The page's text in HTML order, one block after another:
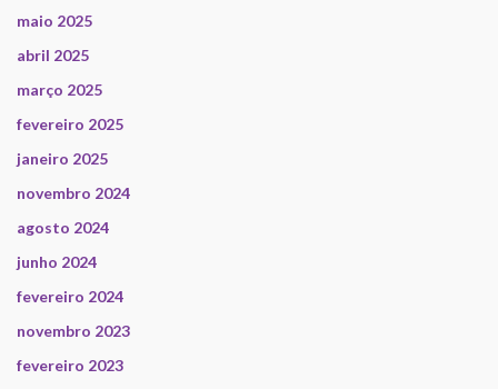
maio 2025
abril 2025
março 2025
fevereiro 2025
janeiro 2025
novembro 2024
agosto 2024
junho 2024
fevereiro 2024
novembro 2023
fevereiro 2023